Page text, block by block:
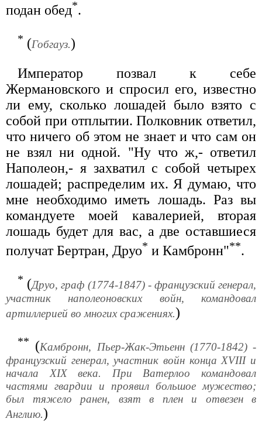
подан обед*.
* (Гобгауз.)
Император позвал к себе
Жермановского и спросил его, известно
ли ему, сколько лошадей было взято с
собой при отплытии. Полковник ответил,
что ничего об этом не знает и что сам он
не взял ни одной. "Ну что ж,- ответил
Наполеон,- я захватил с собой четырех
лошадей; распределим их. Я думаю, что
мне необходимо иметь лошадь. Раз вы
командуете моей кавалерией, вторая
лошадь будет для вас, а две оставшиеся
получат Бертран, Друо* и Камбронн"**.
* (Друо, граф (1774-1847) - французский генерал,
участник наполеоновских войн, командовал
артиллерией во многих сражениях.)
** (Камбронн, Пьер-Жак-Этьенн (1770-1842) -
французский генерал, участник войн конца XVIII и
начала XIX века. При Ватерлоо командовал
частями гвардии и проявил большое мужество;
был тяжело ранен, взят в плен и отвезен в
Англию.)